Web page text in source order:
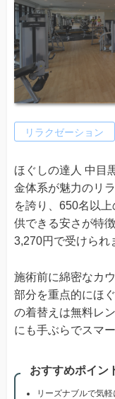
リラクゼーション
ほぐしの達人 中目
金体系が魅力のリ
を誇り、650名以
供できる安さが特
3,270円で受けられ
施術前に綿密なカ
部分を重点的にほ
の着替えは無料レ
にも手ぶらでスマ
おすすめポイン
リーズナブルで気軽